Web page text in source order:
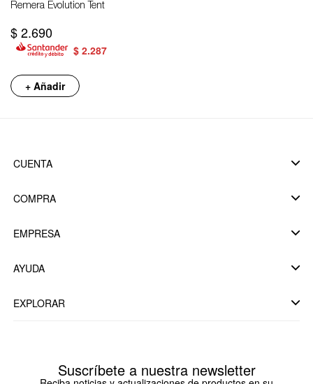
Remera Evolution Tent
$2.690
$ 2.287
+ Añadir
CUENTA
COMPRA
EMPRESA
AYUDA
EXPLORAR
Suscríbete a nuestra newsletter